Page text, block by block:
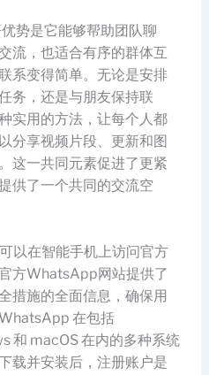
势是它能够帮助团队聊
流，也适合有序的群体互
系变得简单。无论是安排
务，还是与朋友保持联
实用的方法，让每个人都
分享视频片段、更新和图
这一共同元素促进了更紧
供了一个共同的交流空
以在智能手机上访问官方
方WhatsApp网站提供了
措施的全面信息，确保用
在包括
和 macOS 在内的多种系统
载并安装后，注册账户是